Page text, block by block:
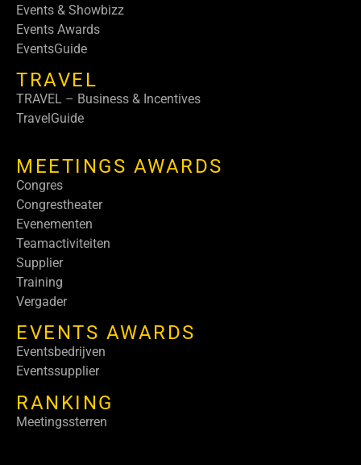
Events & Showbizz
Events Awards
EventsGuide
TRAVEL
TRAVEL – Business & Incentives
TravelGuide
MEETINGS AWARDS
Congres
Congrestheater
Evenementen
Teamactiviteiten
Supplier
Training
Vergader
EVENTS AWARDS
Eventsbedrijven
Eventssupplier
RANKING
Meetingssterren